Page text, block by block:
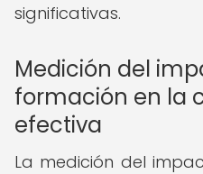
significativas.
Medición del
formación en la
efectiva
La medición del